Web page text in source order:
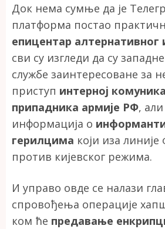
Док нема сумње да је
платформа постао
епицентар
сви су изгледи да су
службе заинтересоване за
приступ интерној
припадника армије РФ,
информација о
герилцима који иза линије
против кијевског режима.
И управо овде се налази
спровођења операције
ком ће предавање